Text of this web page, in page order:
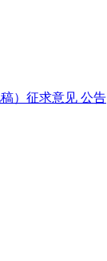
）征求意见 公告